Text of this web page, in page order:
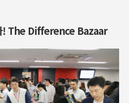
! The Difference Bazaar